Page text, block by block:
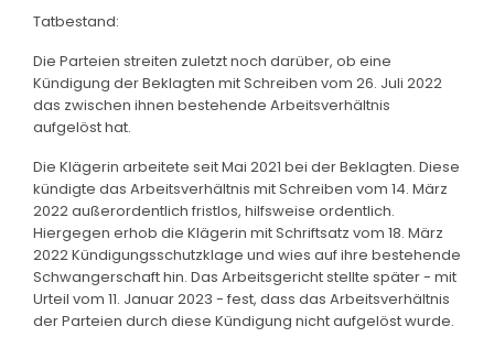
Tatbestand:
Die Parteien streiten zuletzt noch darüber, ob eine
Kündigung der Beklagten mit Schreiben vom 26. Juli 2022
das zwischen ihnen bestehende Arbeitsverhältnis
aufgelöst hat.
Die Klägerin arbeitete seit Mai 2021 bei der Beklagten. Diese
kündigte das Arbeitsverhältnis mit Schreiben vom 14. März
2022 außerordentlich fristlos, hilfsweise ordentlich.
Hiergegen erhob die Klägerin mit Schriftsatz vom 18. März
2022 Kündigungsschutzklage und wies auf ihre bestehende
Schwangerschaft hin. Das Arbeitsgericht stellte später - mit
Urteil vom 11. Januar 2023 - fest, dass das Arbeitsverhältnis
der Parteien durch diese Kündigung nicht aufgelöst wurde.